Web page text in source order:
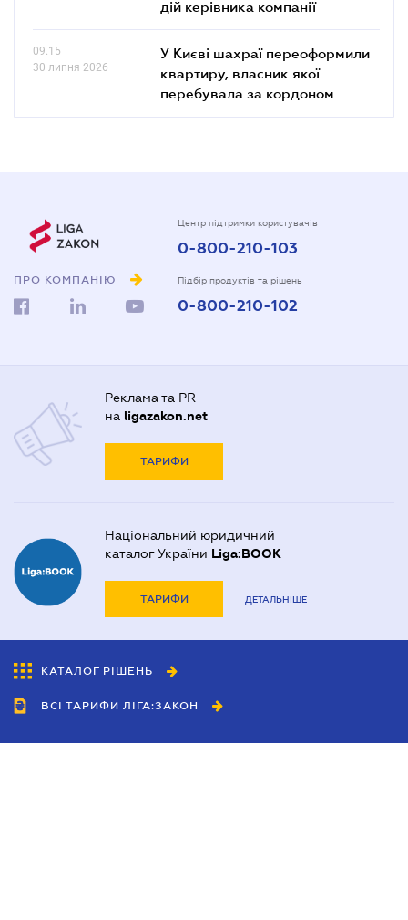
дій керівника компанії
09.15
30 липня 2026
У Києві шахраї переоформили
квартиру, власник якої
перебувала за кордоном
ПРО КОМПАНІЮ
Центр підтримки користувачів
0-800-210-103
Підбір продуктів та рішень
0-800-210-102
Реклама та PR
на ligazakon.net
ТАРИФИ
Національний юридичний
каталог України Liga:BOOK
ТАРИФИ ДЕТАЛЬНІШЕ
КАТАЛОГ РІШЕНЬ
ВСІ ТАРИФИ ЛІГА:ЗАКОН